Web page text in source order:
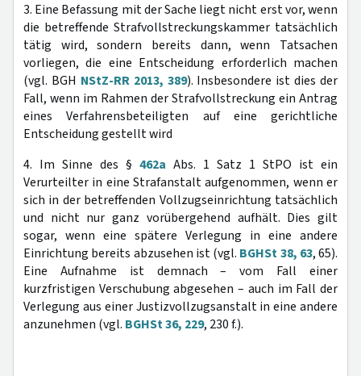
3. Eine Befassung mit der Sache liegt nicht erst vor, wenn
die betreffende Strafvollstreckungskammer tatsächlich
tätig wird, sondern bereits dann, wenn Tatsachen
vorliegen, die eine Entscheidung erforderlich machen
(vgl. BGH NStZ-RR 2013, 389). Insbesondere ist dies der
Fall, wenn im Rahmen der Strafvollstreckung ein Antrag
eines Verfahrensbeteiligten auf eine gerichtliche
Entscheidung gestellt wird
4. Im Sinne des § 462a Abs. 1 Satz 1 StPO ist ein
Verurteilter in eine Strafanstalt aufgenommen, wenn er
sich in der betreffenden Vollzugseinrichtung tatsächlich
und nicht nur ganz vorübergehend aufhält. Dies gilt
sogar, wenn eine spätere Verlegung in eine andere
Einrichtung bereits abzusehen ist (vgl. BGHSt 38, 63, 65).
Eine Aufnahme ist demnach – vom Fall einer
kurzfristigen Verschubung abgesehen – auch im Fall der
Verlegung aus einer Justizvollzugsanstalt in eine andere
anzunehmen (vgl. BGHSt 36, 229, 230 f.).